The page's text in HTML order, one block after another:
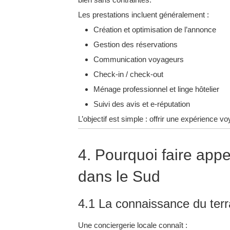
Les prestations incluent généralement :
Création et optimisation de l’annonce
Gestion des réservations
Communication voyageurs
Check-in / check-out
Ménage professionnel et linge hôtelier
Suivi des avis et e-réputation
L’objectif est simple : offrir une expérience
4. Pourquoi faire
dans le Sud
4.1 La connaissance du
Une conciergerie locale connaît :